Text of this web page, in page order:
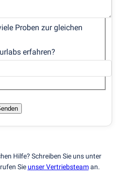
Proben zur gleichen
erfahren?
Hilfe? Schreiben Sie uns unter
Sie unser Vertriebsteaman.